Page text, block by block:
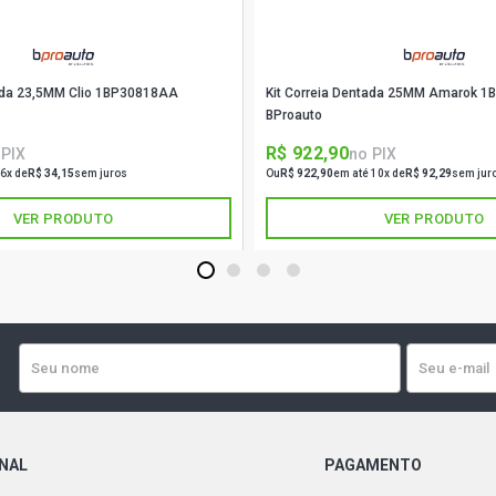
QUANTUM
SANTANA
SANTANA
1994)
SANTANA
SANTANA
SANTANA
1994)
SANTANA
23,5MM Clio 1BP30818AA
deR$ 34,15sem juros
VER PRODUTO
Kit Correia Dentada 25MM Amarok
BProauto
R$ 922,90no PIX
Ou R$ 922,90em até 10x deR$ 92,29sem
VER PRODUTO
1 2 3 4
PAGAMENTO